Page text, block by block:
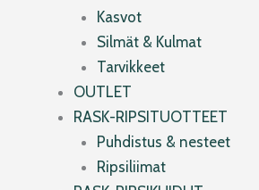
Kasvot
Silmät & Kulmat
Tarvikkeet
OUTLET
RASK-RIPSITUOTTEET
Puhdistus & nesteet
Ripsiliimat